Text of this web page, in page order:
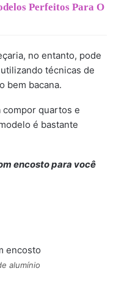
Perfeitos Para O
no entanto, pode
técnicas de
bem bacana.
compor quartos e
é bastante
encosto para você
alumínio